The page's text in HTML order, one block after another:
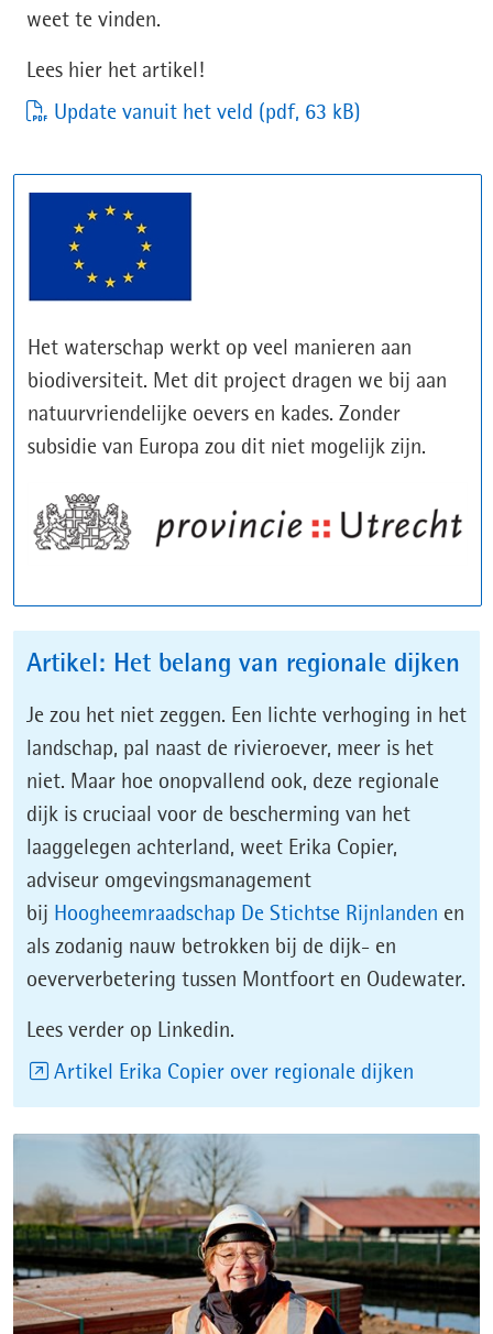
weet te vinden.
Lees hier het artikel!
Update vanuit het veld (pdf, 63 kB)
Het waterschap werkt op veel manieren aan
biodiversiteit. Met dit project dragen we bij aan
natuurvriendelijke oevers en kades. Zonder
subsidie van Europa zou dit niet mogelijk zijn.
Artikel: Het belang van regionale dijken
Je zou het niet zeggen. Een lichte verhoging in het
landschap, pal naast de rivieroever, meer is het
niet. Maar hoe onopvallend ook, deze regionale
dijk is cruciaal voor de bescherming van het
laaggelegen achterland, weet Erika Copier,
adviseur omgevingsmanagement
bij Hoogheemraadschap De Stichtse Rijnlanden (opent
nieuw
en
als zodanig nauw betrokken bij de dijk- en
oeververbetering tussen Montfoort en Oudewater.
Lees verder op Linkedin.
Artikel Erika Copier over regionale dijken
in
nieuw